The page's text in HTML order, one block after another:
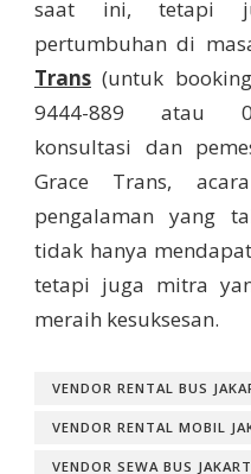
saat ini, tetapi
pertumbuhan di
Trans (untuk
9444-889 atau
konsultasi dan
Grace Trans,
pengalaman yang
tidak hanya
tetapi juga mitra
meraih kesuksesan.
VENDOR RENTAL BUS
VENDOR RENTAL MOBIL
VENDOR SEWA BUS